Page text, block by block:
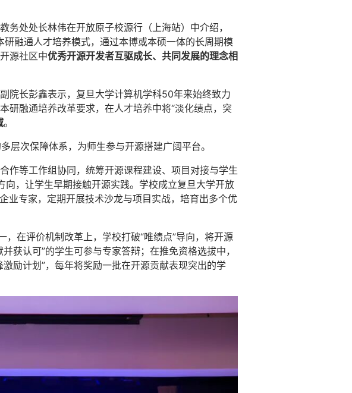
务处处长林伟在开放原子校源行（上海站）中介绍，
融通人才培养模式，通过本博或本硕一体的长周期模
源社区中优秀开源开发者互驱成长、共同发展的理念相
院长彭鑫表示，复旦大学计算机学科50年来始终致力
研融通培养改革要求，在人才培养中将“淡化绩点，突
。
层次保障体系，为师生参与开源搭建广阔平台。
作等工作组协同，统筹开源课程建设、项目对接与学生
，让学生早期接触开源实践。学校成立复旦大学开放
业专家，定期开展技术沙龙与项目实战，培育出多个优
，在评价机制改革上，学校打破“唯绩点”导向，将开源
获认可”的学生可参与专家答辩；在推免资格选拔中，
励计划”，每年将奖励一批在开源贡献表现突出的学